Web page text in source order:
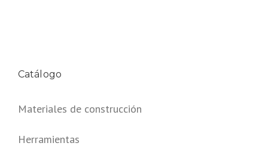
Catálogo
Materiales de construcción
Herramientas